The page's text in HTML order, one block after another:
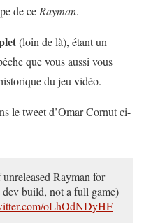
de ce Rayman.
(loin de là), étant un
que vous aussi vous
du jeu vidéo.
le tweet d’Omar Cornut ci-
Rayman for
build, not a full game)
oLhOdNDyHF